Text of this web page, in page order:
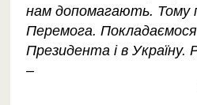
нам допомагають. Тому
Перемога.
Президента і в Україну.
–